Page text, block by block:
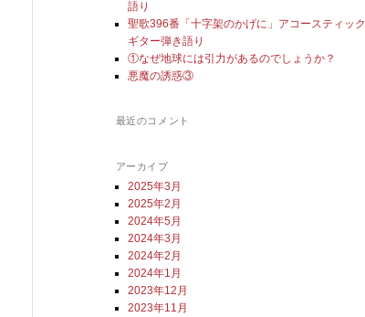
語り
聖歌396番「十字架のかげに」アコースティック
ギター弾き語り
①なぜ地球には引力があるのでしょうか？
悪魔の誘惑③
最近のコメント
アーカイブ
2025年3月
2025年2月
2024年5月
2024年3月
2024年2月
2024年1月
2023年12月
2023年11月